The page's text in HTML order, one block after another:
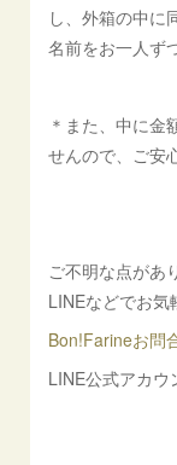
し、外箱の中に
名前をお一人ず
＊また、中に金
せんので、ご安
ご不明な点があ
LINEなどでお気
Bon!Farineお問
LINE公式アカウ